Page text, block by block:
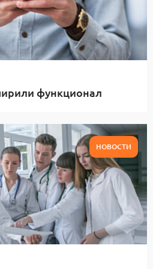
функционал
НОВОСТИ